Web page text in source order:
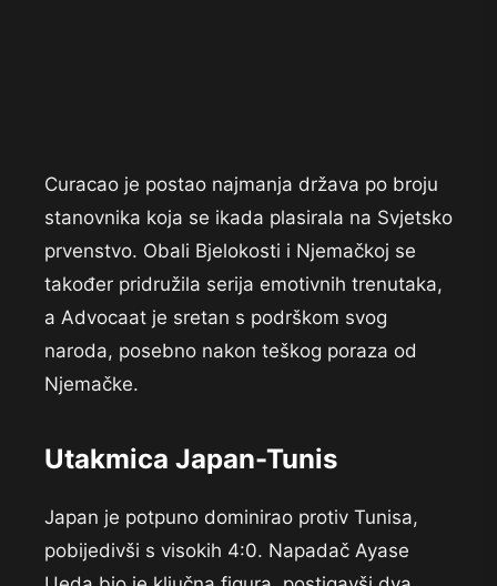
Curacao je postao najmanja država po broju
stanovnika koja se ikada plasirala na Svjetsko
prvenstvo. Obali Bjelokosti i Njemačkoj se
također pridružila serija emotivnih trenutaka,
a Advocaat je sretan s podrškom svog
naroda, posebno nakon teškog poraza od
Njemačke.
Utakmica Japan-Tunis
Japan je potpuno dominirao protiv Tunisa,
pobijedivši s visokih 4:0. Napadač Ayase